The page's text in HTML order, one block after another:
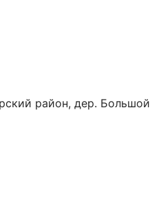
район, дер. Большой